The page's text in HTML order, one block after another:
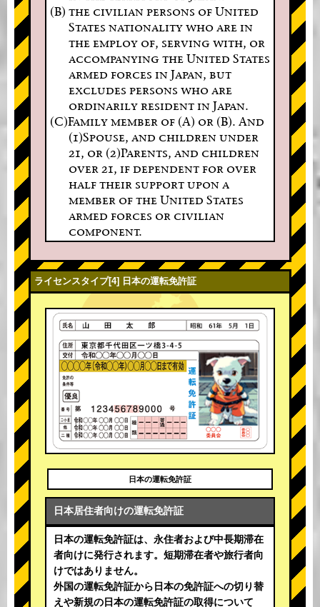
(B) the civilian persons of United
States nationality who are in
the employ of, serving with, or
accompanying the United States
armed forces in Japan, but
excludes persons who are
ordinarily resident in Japan.
(C)Family member of (A) or (B). And
(1)Spouse, and children under
21, or (2)Parents, and children
over 21, if dependent for over
half their support upon a
member of the United States
armed forces or civilian
component.
ライセンスタイプ[4] 日本の運転免許証
日本の運転免許証
日本居住者向けの運転免許証
日本の運転免許証は、永住者および中長期滞在
者向けに発行されます。短期滞在者や旅行者向
けではありません。
外国の運転免許証から日本の免許証への切り替
えや新規の日本の運転免許証の取得について